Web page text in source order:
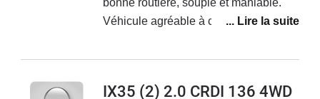
bonne routière, souple et maniable.
Véhicule agréable à conduire, sans
conducteur a tendance à s'affaisser
Dommage qu'il y ait tant de plastiques,
IX35 (2) 2.0 CRDI 136 4WD